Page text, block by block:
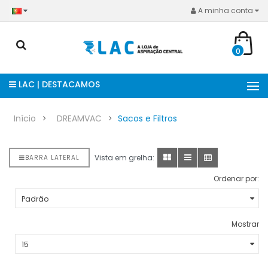
A minha conta
0
LAC | DESTACAMOS
Início DREAMVAC Sacos e Filtros
BARRA LATERAL Vista em grelha:
Ordenar por:
Mostrar